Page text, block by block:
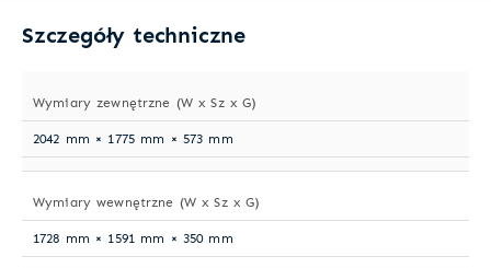
Szczegóły techniczne
Wymiary zewnętrzne (W x Sz x G)
2042 mm × 1775 mm × 573 mm
Wymiary wewnętrzne (W x Sz x G)
1728 mm × 1591 mm × 350 mm